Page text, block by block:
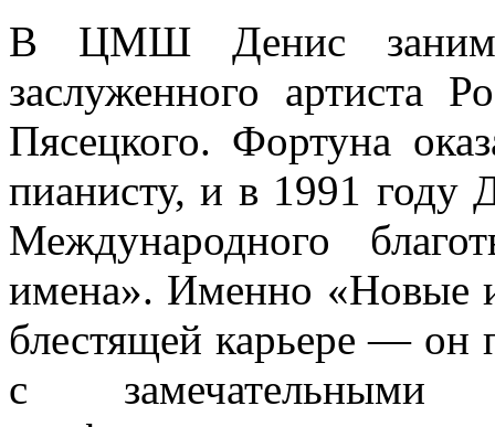
В ЦМШ Денис
заслуженного артиста
Пясецкого. Фортуна
пианисту, и в 1991 году
Международного
имена». Именно «Новые
блестящей карьере — он
с замечательными